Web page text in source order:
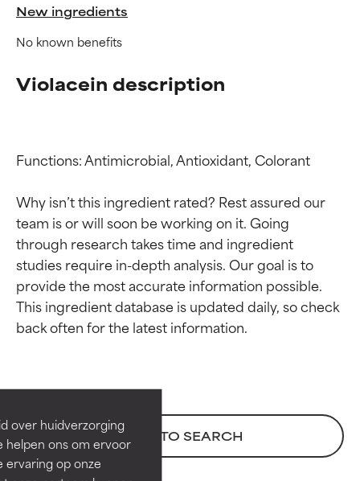
over huidverzorging
helpen ons om ervoor
ervaring op onze
New ingredients
No known benefits
Violacein description
Functions: Antimicrobial, Antioxidant, Colorant
Why isn’t this ingredient rated? Rest assured our
team is or will soon be working on it. Going
through research takes time and ingredient
studies require in-depth analysis. Our goal is to
provide the most accurate information possible.
This ingredient database is updated daily, so check
BACK TO SEARCH
Beoordelingen van
Bewezen en ondersteund door
onafhankelijk onderzoek.
Uitstekend actief ingrediënt
voor de meeste huidtypen of
Beoordelingen van
Bewezen en ondersteund door
onafhankelijk onderzoek.
Uitstekend actief ingrediënt
voor de meeste huidtypen of